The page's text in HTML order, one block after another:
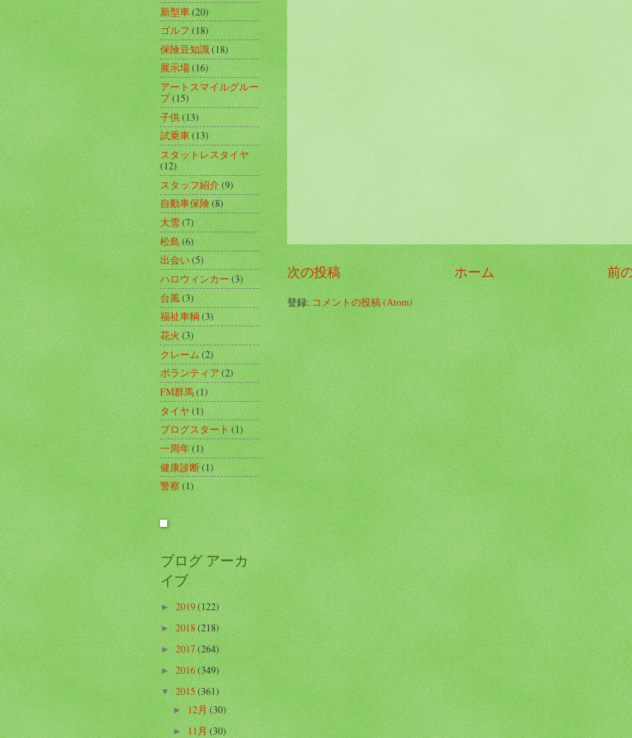
次の投稿 前
ホーム
登録:コメントの投稿 (Atom)
新型車(20)
ゴルフ(18)
保険豆知識(18)
展示場(16)
アートスマイルグルー
プ(15)
子供(13)
試乗車(13)
スタットレスタイヤ
(12)
スタッフ紹介(9)
自動車保険(8)
大雪(7)
松島 (6)
出会い(5)
ハロウィンカー(3)
台風(3)
福祉車輌(3)
花火(3)
クレーム(2)
ボランティア(2)
FM群馬(1)
タイヤ(1)
ブログスタート(1)
一周年(1)
健康診断(1)
警察(1)
ブログ アーカ
イブ
►2019(122)
► 2018(218)
►2017(264)
►2016(349)
▼2015(361)
►12月(30)
► 11月(30)